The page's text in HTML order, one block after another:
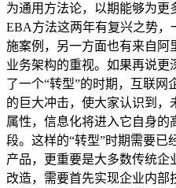
为通用方法论，以期能够为更
EBA方法这两年有复兴之势，
施案例，另一方面也有来自阿
业务架构的重视。如果再说更
了一个“转型”的时期，互联网
的巨大冲击，使大家认识到，
属性，信息化将进入它自身
段。这样的“转型”时期需要已
产品，更重要是大多数传统企
改造，需要首先实现企业内部